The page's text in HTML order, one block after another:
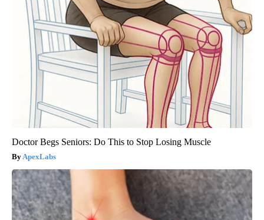
Doctor Begs Seniors: Do This to Stop Losing Muscle
ApexLabs